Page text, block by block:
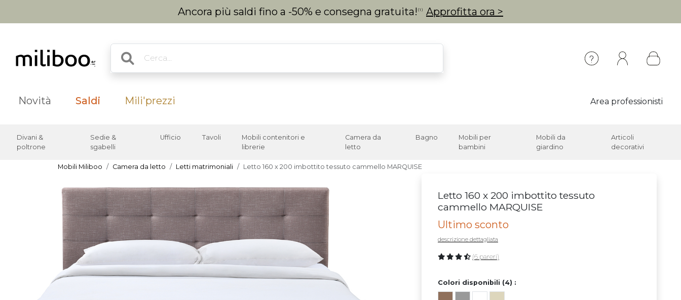
Ancora più saldi fino a -50% e consegna gratuita! (1) Approfitta ora >
Novità Saldi Mili'prezzi Area professionisti
Divani &
poltrone
Sedie &
sgabelli
Ufficio Tavoli
Mobili contenitori e
librerie
Camera da
letto
Bagno
Mobili per
bambini
Mobili da
giardino
Articoli
decorativi
Mobili Miliboo Camera da letto Letti matrimoniali Letto 160 x 200 imbottito tessuto cammello MARQUISE
Letto 160 x 200 imbottito tessuto
cammello MARQUISE
Ultimo sconto
descrizione dettagliata
(6 pareri)
Colori disponibili (4) :